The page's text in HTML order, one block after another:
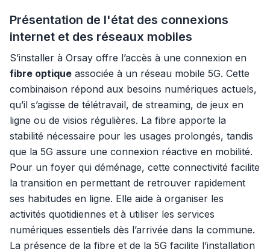
Présentation de l'état des connexions
internet et des réseaux mobiles
S’installer à Orsay offre l’accès à une connexion en
fibre optique associée à un réseau mobile 5G. Cette
combinaison répond aux besoins numériques actuels,
qu’il s’agisse de télétravail, de streaming, de jeux en
ligne ou de visios régulières. La fibre apporte la
stabilité nécessaire pour les usages prolongés, tandis
que la 5G assure une connexion réactive en mobilité.
Pour un foyer qui déménage, cette connectivité facilite
la transition en permettant de retrouver rapidement
ses habitudes en ligne. Elle aide à organiser les
activités quotidiennes et à utiliser les services
numériques essentiels dès l’arrivée dans la commune.
La présence de la fibre et de la 5G facilite l’installation